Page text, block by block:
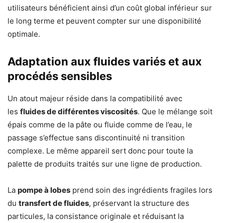
utilisateurs bénéficient ainsi d’un coût global inférieur sur
le long terme et peuvent compter sur une disponibilité
optimale.
Adaptation aux fluides variés et aux
procédés sensibles
Un atout majeur réside dans la compatibilité avec
les fluides de différentes viscosités. Que le mélange soit
épais comme de la pâte ou fluide comme de l’eau, le
passage s’effectue sans discontinuité ni transition
complexe. Le même appareil sert donc pour toute la
palette de produits traités sur une ligne de production.
La pompe à lobes prend soin des ingrédients fragiles lors
du transfert de fluides, préservant la structure des
particules, la consistance originale et réduisant la